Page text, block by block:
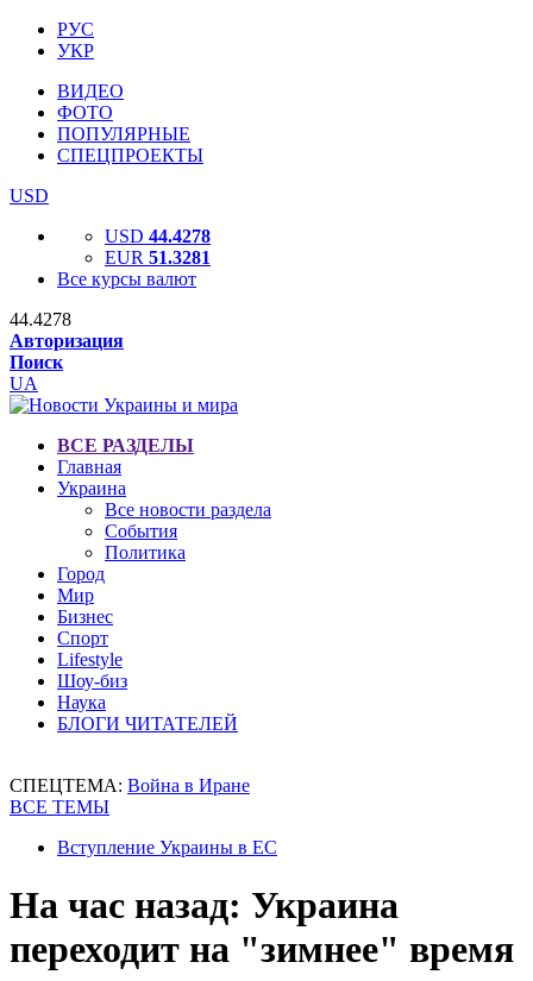
РУС
УКР
ВИДЕО
ФОТО
ПОПУЛЯРНЫЕ
СПЕЦПРОЕКТЫ
USD
USD 44.4278
EUR 51.3281
Все курсы валют
44.4278
Авторизация
Поиск
UA
ВСЕ РАЗДЕЛЫ
Главная
Украина
Все новости раздела
События
Политика
Город
Мир
Бизнес
Спорт
Lifestyle
Шоу-биз
Наука
БЛОГИ ЧИТАТЕЛЕЙ
СПЕЦТЕМА: Война в Иране
ВСЕ ТЕМЫ
Вступление Украины в ЕС
На час назад: Украина
переходит на "зимнее" время